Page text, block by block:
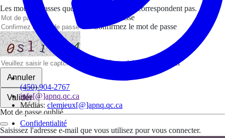
(450) 904-2767
info[@]apnq.qc.ca
Médias: clemieux[@]apnq.qc.ca
Confidentialité
Les mots de passes que vous avez saisis ne correspondent pas.
Mot de passe
Confirmez le mot de passe
Veuillez saisir le captcha ici
Annuler
Valider
Mot de passe oublié
Saisissez l'adresse e-mail que vous utilisez pour vous connecter.